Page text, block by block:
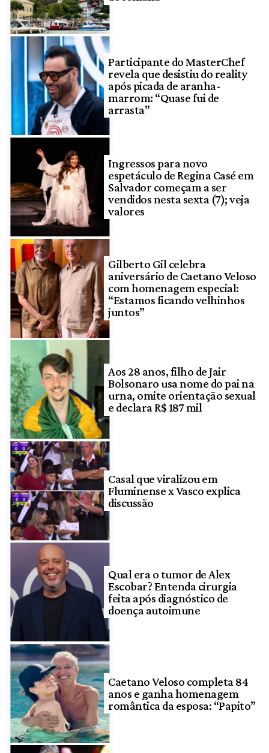
Participante do MasterChef
revela que desistiu do reality
após picada de aranha-
marrom: “Quase fui de
arrasta”
Ingressos para novo
espetáculo de Regina Casé em
Salvador começam a ser
vendidos nesta sexta (7); veja
valores
Gilberto Gil celebra
aniversário de Caetano Veloso
com homenagem especial:
“Estamos ficando velhinhos
juntos”
Aos 28 anos, filho de Jair
Bolsonaro usa nome do pai na
urna, omite orientação sexual
e declara R$ 187 mil
Casal que viralizou em
Fluminense x Vasco explica
discussão
Qual era o tumor de Alex
Escobar? Entenda cirurgia
feita após diagnóstico de
doença autoimune
Caetano Veloso completa 84
anos e ganha homenagem
romântica da esposa: “Papito”